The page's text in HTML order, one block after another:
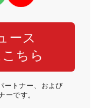
ース
ちら
ートナー、および
ーです。